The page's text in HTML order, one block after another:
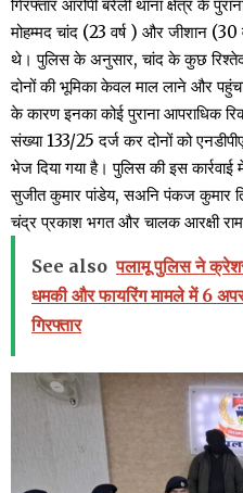
गिरफ्तार आरोपी बरेली थाना क्षेत्र के
मोहम्मद चांद (23 वर्ष ) और जीशान
थे। पुलिस के अनुसार, चांद के कुछ
दोनों की भूमिका केवल माल लाने और
के कारण इनका कोई पुराना आपराधिक
संख्या 133/25 दर्ज कर दोनों को
भेज दिया गया है। पुलिस की इस
सुजीत कुमार पांडेय, सअनि पंकज कुमार
चंद्र प्रकाश भगत और चालक आरक्षी
See also पलामू पुलिस ने क्रेशर
धमकी और फायरिंग मामले में 6
गिरफ्तार